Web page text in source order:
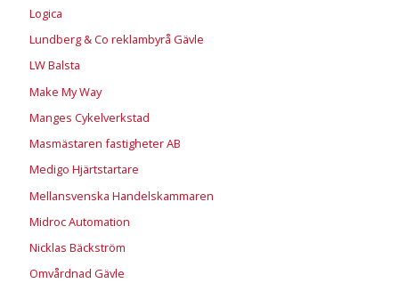
Logica
Lundberg & Co reklambyrå Gävle
LW Balsta
Make My Way
Manges Cykelverkstad
Masmästaren fastigheter AB
Medigo Hjärtstartare
Mellansvenska Handelskammaren
Midroc Automation
Nicklas Bäckström
Omvårdnad Gävle